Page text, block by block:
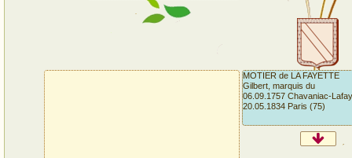
MOTIER de LA FAYETTE
Gilbert, marquis du
06.09.1757 Chavaniac-
20.05.1834 Paris (75)